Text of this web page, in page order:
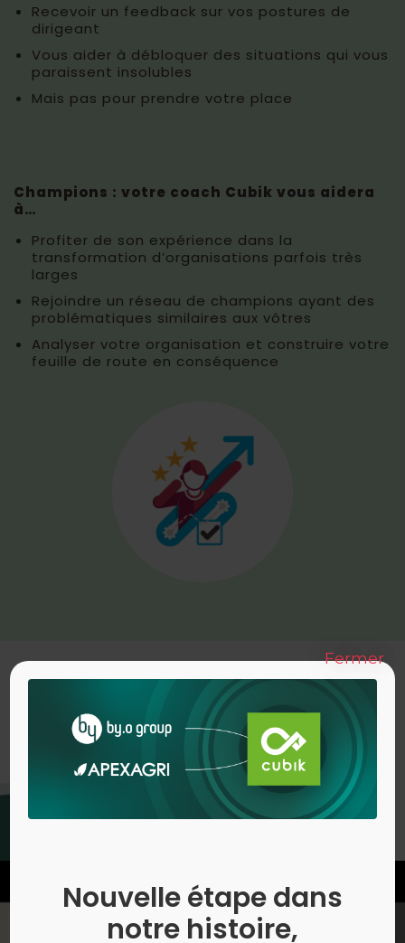
Recevoir un feedback sur vos postures de
dirigeant
Vous aider à débloquer des situations qui vous
paraissent insolubles
Mais pas pour prendre votre place
Champions : votre coach Cubik vous aidera
à…
Profiter de son expérience dans la
transformation d’organisations parfois très
larges
Rejoindre un réseau de champions ayant des
problématiques similaires aux vôtres
Analyser votre organisation et construire votre
feuille de route en conséquence
Ils nous font confiance
SNCF
Nouvelle étape dans
notre histoire,
Fermer